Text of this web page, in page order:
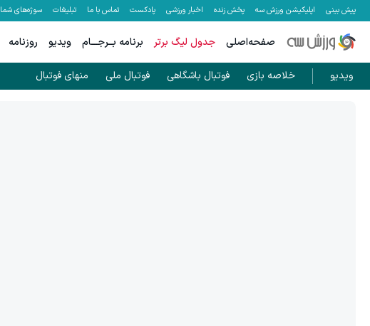
پیش بینی اپلیکیشن ورزش سه پخش زنده اخبار ورزشی پادکست تماس با ما تبلیغات سوژه‌های شما
صفحه‌اصلی جدول لیگ برتر برنامه بــرجـــام ویدیو روزنامه
ویدیو خلاصه بازی فوتبال باشگاهی فوتبال ملی منهای فوتبال